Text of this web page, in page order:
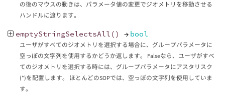
の後のマウスの動きは、パラメータ値の変更でジオメトリを移動させる
ハンドルに渡ります。
emptyStringSelectsAll () → bool
ユーザがすべてのジオメトリを選択する場合に、グループパラメータに
空っぽの文字列を使用するかどうか返します。 Falseなら、ユーザがすべ
てのジオメトリを選択する時には、グループパラメータにアスタリスク
(*)を配置します。 ほとんどのSOPでは、空っぽの文字列を使用していま
す。